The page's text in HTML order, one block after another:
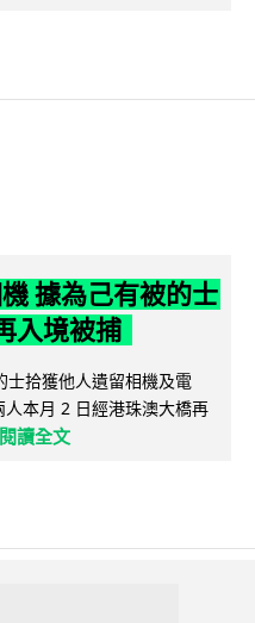
據為己有被的士
入境被捕
拾獲他人遺留相機及電
本月 2 日經港珠澳大橋再
閱讀全文